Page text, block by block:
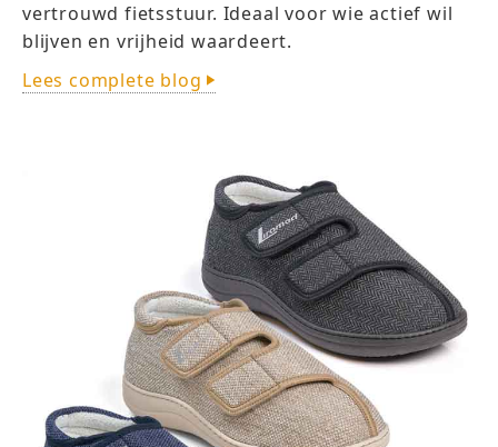
vertrouwd fietsstuur. Ideaal voor wie actief wil
blijven en vrijheid waardeert.
Lees complete blog